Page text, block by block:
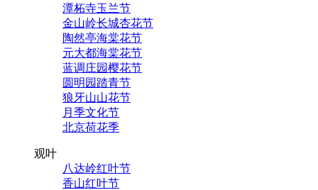
潭柘寺玉兰节
金山岭长城杏花节
陶然亭海棠花节
元大都海棠花节
蓝调庄园樱花节
圆明园踏青节
狼牙山山花节
月季文化节
北京荷花季
观叶
八达岭红叶节
香山红叶节